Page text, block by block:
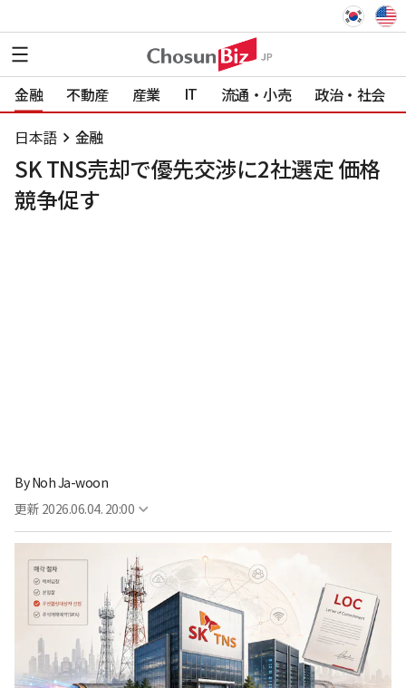
金融 不動産 産業 IT 流通・小売 政治・社会
日本語 金融
SK TNS売却で優先交渉に2社選定 価格
競争促す
ByNoh Ja-woon
更新 2026.06.04. 20:00